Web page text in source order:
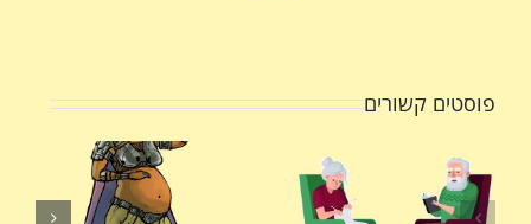
פוסטים קשורים